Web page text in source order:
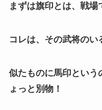
まずは旗印とは、戦場
コレは、その武将のい
似たものに馬印という
ょっと別物！